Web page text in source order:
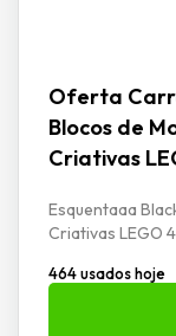
Oferta
Blocos de
Criativas
Esquentaaa
Criativas LEGO
464 usados hoje